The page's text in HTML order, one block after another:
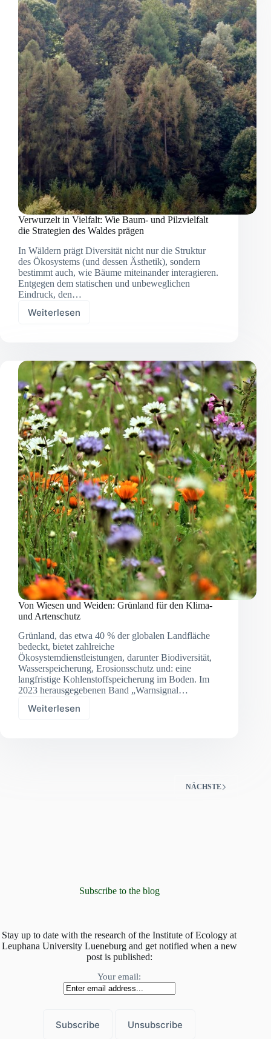
Verwurzelt in Vielfalt: Wie Baum- und Pilzvielfalt
die Strategien des Waldes prägen
In Wäldern prägt Diversität nicht nur die Struktur
des Ökosystems (und dessen Ästhetik), sondern
bestimmt auch, wie Bäume miteinander interagieren.
Entgegen dem statischen und unbeweglichen
Eindruck, den…
Weiterlesen
Verwurzelt
Baum-
und
Pilzvielfalt
die
Strategien
des
Waldes
prägen
Von Wiesen und Weiden: Grünland für den Klima-
und Artenschutz
Grünland, das etwa 40 % der globalen Landfläche
bedeckt, bietet zahlreiche
Ökosystemdienstleistungen, darunter Biodiversität,
Wasserspeicherung, Erosionsschutz und: eine
langfristige Kohlenstoffspeicherung im Boden. Im
2023 herausgegebenen Band „Warnsignal…
Weiterlesen
Von
NÄCHSTE
Subscribe to the blog
Stay up to date with the research of the Institute of Ecology at
Leuphana University Lueneburg and get notified when a new
post is published:
Your email: